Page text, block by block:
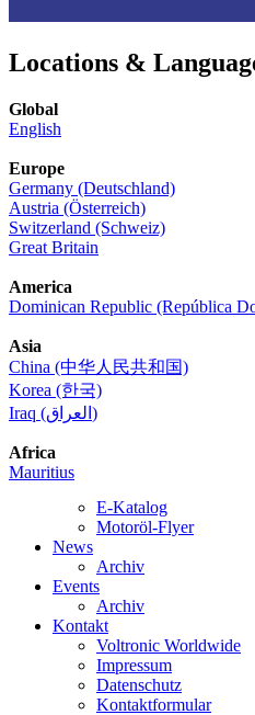
Locations &
Global
English
Europe
Germany (Deutschland)
Austria (Österreich)
Switzerland (Schweiz)
Great Britain
America
Dominican Republic (República
Asia
China (中华人民共和国)
Korea (한국)
Iraq (العراق)
Africa
Mauritius
E-Katalog
Motoröl-Flyer
News
Archiv
Events
Archiv
Kontakt
Voltronic Worldwide
Impressum
Datenschutz
Kontaktformular